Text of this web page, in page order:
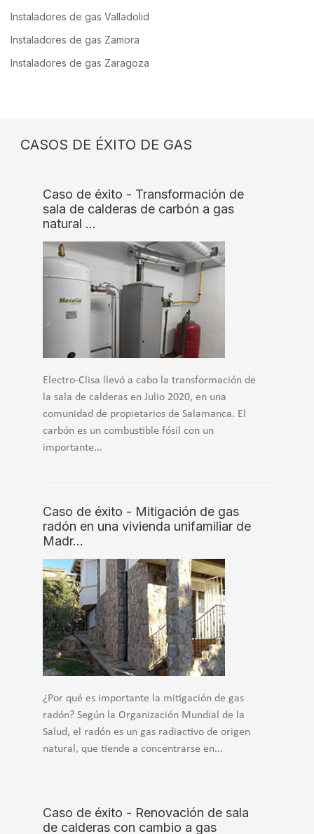
Instaladores de gas Valladolid
Instaladores de gas Zamora
Instaladores de gas Zaragoza
CASOS DE ÉXITO DE GAS
Caso de éxito - Transformación de
sala de calderas de carbón a gas
natural …
Electro-Clisa llevó a cabo la transformación de
la sala de calderas en Julio 2020, en una
comunidad de propietarios de Salamanca. El
carbón es un combustible fósil con un
importante...
Caso de éxito - Mitigación de gas
radón en una vivienda unifamiliar de
Madr…
¿Por qué es importante la mitigación de gas
radón? Según la Organización Mundial de la
Salud, el radón es un gas radiactivo de origen
natural, que tiende a concentrarse en...
Caso de éxito - Renovación de sala
de calderas con cambio a gas